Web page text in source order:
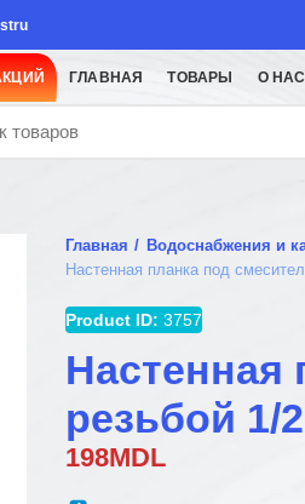
ГЛАВНАЯ ТОВАРЫ О НАС
Главная Водоснабжения и
Настенная планка под
Product ID: 3757
Настенная
резьбой 1/
198MDL